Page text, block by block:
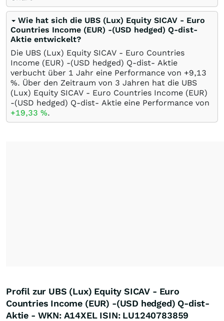
Wie hat sich die UBS (Lux) Equity SICAV - Euro
Countries Income (EUR) -(USD hedged) Q-dist-
Aktie entwickelt?
Die UBS (Lux) Equity SICAV - Euro Countries
Income (EUR) -(USD hedged) Q-dist- Aktie
verbucht über 1 Jahr eine Performance von +9,13
%. Über den Zeitraum von 3 Jahren hat die UBS
(Lux) Equity SICAV - Euro Countries Income (EUR)
-(USD hedged) Q-dist- Aktie eine Performance von
+19,33 %.
Profil zur UBS (Lux) Equity SICAV - Euro
Countries Income (EUR) -(USD hedged) Q-dist-
Aktie - WKN: A14XEL ISIN: LU1240783859